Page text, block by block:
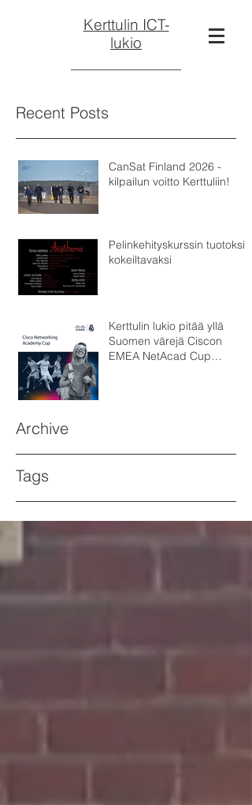
Kerttulin ICT-
lukio
Recent Posts
CanSat Finland 2026 -
kilpailun voitto Kerttuliin!
Pelinkehityskurssin tuotoksia
kokeiltavaksi
Kerttulin lukio pitää yllä
Suomen värejä Ciscon
EMEA NetAcad Cup
Archive
Tags